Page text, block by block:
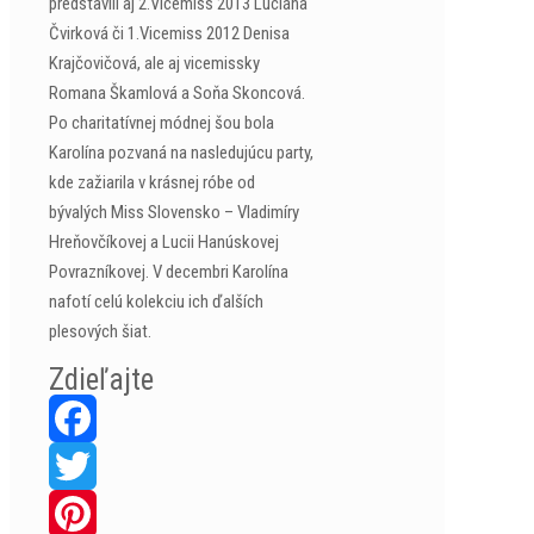
Čvirková či 1.Vicemiss 2012 Denisa
Krajčovičová, ale aj vicemissky
Romana Škamlová a Soňa Skoncová.
Po charitatívnej módnej šou bola
Karolína pozvaná na nasledujúcu party,
kde zažiarila v krásnej róbe od
bývalých Miss Slovensko – Vladimíry
Hreňovčíkovej a Lucii Hanúskovej
Povrazníkovej. V decembri Karolína
nafotí celú kolekciu ich ďalších
plesových šiat.
Zdieľajte
Facebook
Twitter